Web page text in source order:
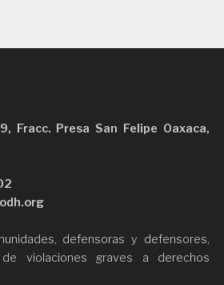
Fracc. Presa San Felipe Oaxaca,
defensoras y defensores,
violaciones graves a derechos